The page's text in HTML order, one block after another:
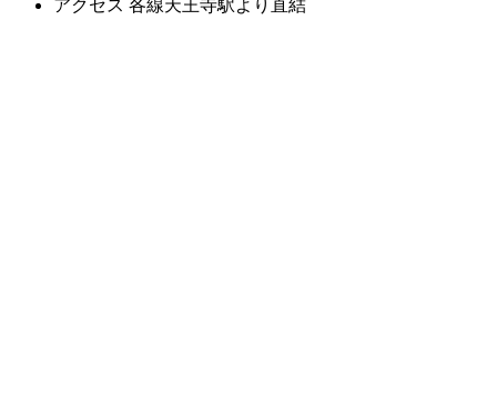
アクセス 各線天王寺駅より直結